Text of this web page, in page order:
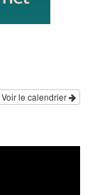
Voir le calendrier